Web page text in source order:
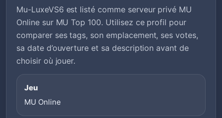
Mu-LuxeVS6 est listé comme serveur privé MU
Online sur MU Top 100. Utilisez ce profil pour
comparer ses tags, son emplacement, ses votes,
sa date d’ouverture et sa description avant de
choisir où jouer.
Jeu
MU Online